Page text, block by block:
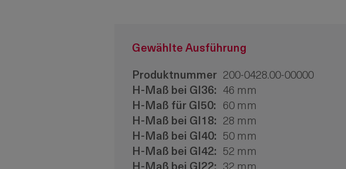
Gewählte Ausführung
Produktnummer 200-0428.00-00000
H-Maß bei Gl36:
46 mm
H-Maß für Gl50:
60 mm
H-Maß bei Gl18:
28 mm
H-Maß bei Gl40:
50 mm
H-Maß bei Gl42:
52 mm